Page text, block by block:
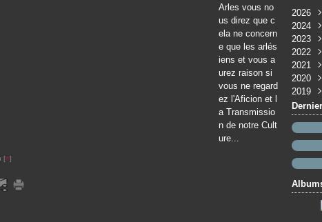
Arles vous no
us direz que c
ela ne concern
e que les arlés
iens et vous a
urez raison si
vous ne regard
ez l'Aficion et l
a Transmissio
n de notre Cult
ure...
[#]
2026
Août
Juin
Mai
Avril
Mars
2024
2023
2022
Juin
2021
Mai
Avril
2020
Mai
2019